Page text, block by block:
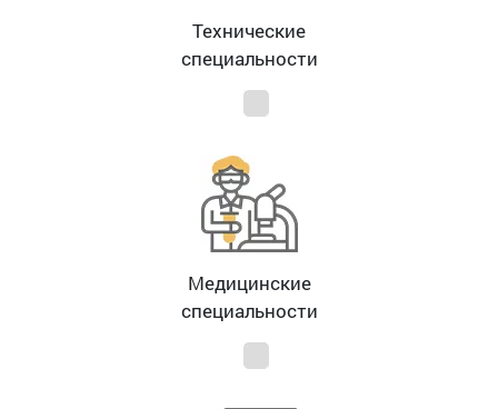
Технические
специальности
Медицинские
специальности